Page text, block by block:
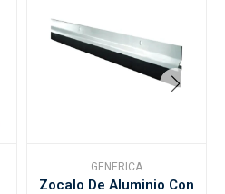
GENERICA
Zocalo De Aluminio Con